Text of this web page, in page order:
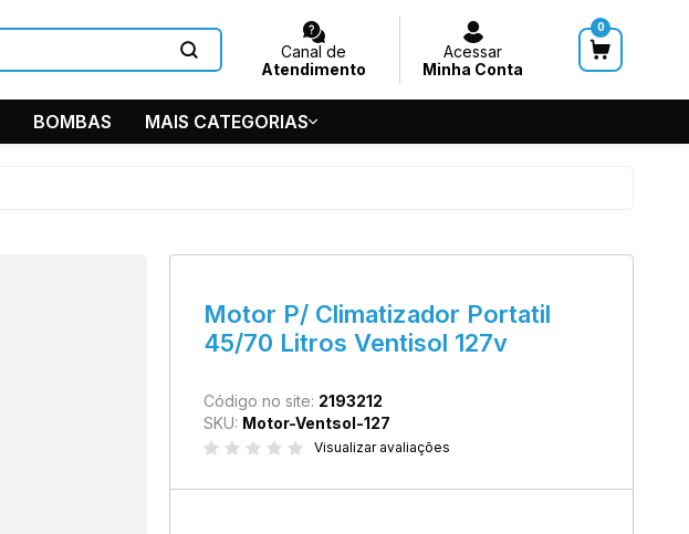
Canal de
Atendimento
11 98845-5686
11 2361-7545
Instagram
Acessar
Minha Conta
0
BOMBAS MAIS CATEGORIAS
Ventilador de Teto
Motor P/ Climatizador Portatil
45/70 Litros Ventisol 127v
Código no site: 2193212
SKU: Motor-Ventsol-127
Visualizar avaliações